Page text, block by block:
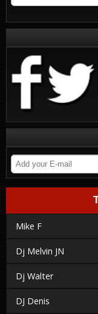
Mike F
Dj Melvin JN
Dj Walter
DJ Denis